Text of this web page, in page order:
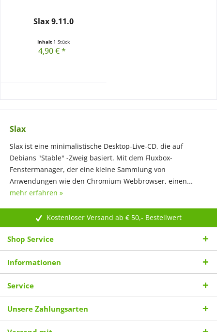
Slax 9.11.0
Inhalt 1 Stück
4,90 € *
Slax
Slax ist eine minimalistische Desktop-Live-CD, die auf
Debians "Stable" -Zweig basiert. Mit dem Fluxbox-
Fenstermanager, der eine kleine Sammlung von
Anwendungen wie den Chromium-Webbrowser, einen...
mehr erfahren »
Kostenloser Versand ab € 50,- Bestellwert
Shop Service
Informationen
Service
Unsere Zahlungsarten